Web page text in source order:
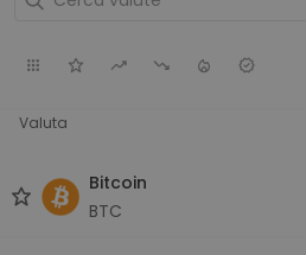
Valuta
Bitcoin
BTC